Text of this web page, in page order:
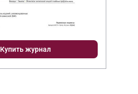
Купить журнал